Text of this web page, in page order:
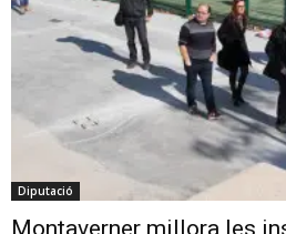
Diputació
Montaverner millora les